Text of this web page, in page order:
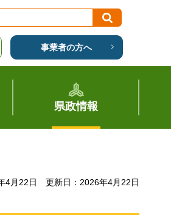
事業者の方へ
県政情報
4月22日 更新日：2026年4月22日